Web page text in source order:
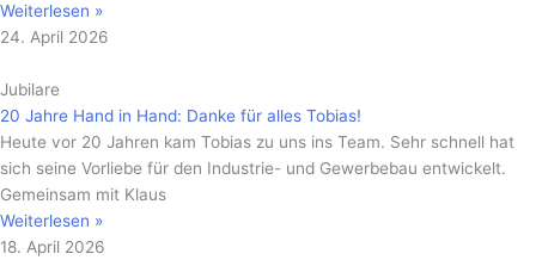
Weiterlesen »
24. April 2026
Jubilare
20 Jahre Hand in Hand: Danke für alles Tobias!
Heute vor 20 Jahren kam Tobias zu uns ins Team. Sehr schnell hat
sich seine Vorliebe für den Industrie- und Gewerbebau entwickelt.
Gemeinsam mit Klaus
Weiterlesen »
18. April 2026